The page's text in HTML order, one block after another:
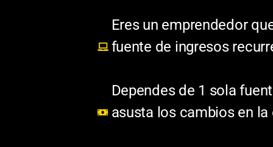
Eres un emprendedor
fuente de ingresos
Dependes de 1 sola
asusta los cambios en